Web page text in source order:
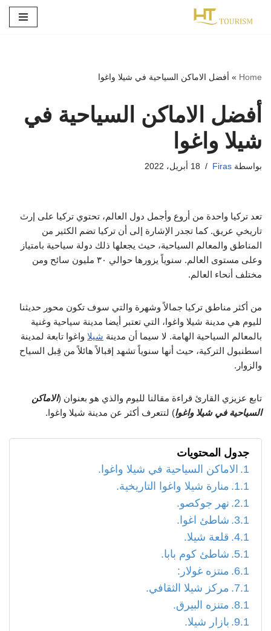
Home
» أفضل الاماكن السياحية في شيلا واغوا
أفضل الاماكن السياحية في
شيلا واغوا
بواسطة Firas 18 أبريل، 2022
تعد تركيا واحدة من أروع وأجمل دول العالم، تحتوي تركيا على إرث
تاريخي عريق. كما تجدر الإشارة إلى أن تركيا تضم الكثير من
المناطق والمعالم السياحية، حيث يجعلها ذلك دولة سياحية بامتياز
وعلى مستوى العالم. سنوياً يزورها حوالي ٣٠ مليون سائح ومن
مختلف أنحاء العالم.
من أكثر مناطق تركيا جمالاً وشهرة والتي سوف تكون محور حديثنا
لليوم هي مدينة شيلا واغوا، التي تعتبر أيضا مدينة سياحية وغنية
بالمعالم السياحية الهامة. لا سيما أن مدينة شيلا واغوا تابعة لمدينة
اسطنبول التركية، حيث أنها سنوياً تشهد إقبالاً هائلاً من قِبل السياح
والزوار.
تابع عزيزي القارئ قراءة مقالنا لليوم والذي هو بعنوان (الاماكن
السياحية في شيلا واغوا) لتتعرف أكثر عن مدينة شيلا واغوا.
جدول المحتويات
الاماكن السياحية في شيلا واغوا.
منارة شيلا واغوا التاريخية.
نهر جوكصو.
شاطئ اغوا.
قلعة شيلا.
شاطئ كوم بابا.
منتزه غولار:
مركز شيلا الثقافي.
متنزه البيرق.
بازار شيلا.